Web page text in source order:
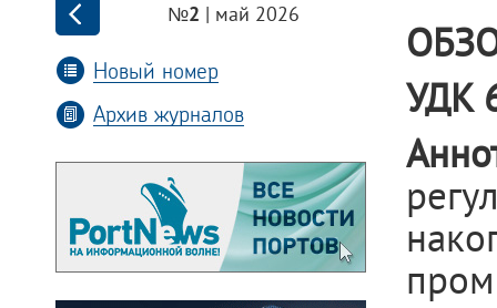
№2 | май 2026
Новый номер
Архив журналов
УДК